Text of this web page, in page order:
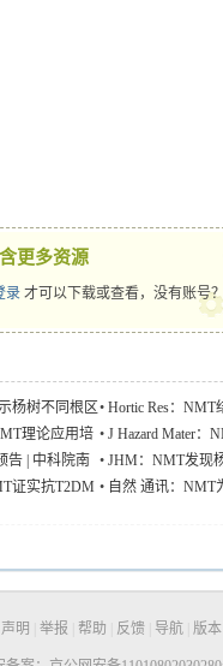
更多资源
录 才可以下载或查看，没有账号？
杨树不同根区
调节有关
• Hortic Res：
术快速验证基因功
理论应用培 • J Hazard Mater：
力提供证据
告 | 中科院南
• JHM：NMT发现
差异揭示其不同耐
证实抗T2DM • 自然 通讯：NMT
声明 举报 帮助 反馈 导航 版本